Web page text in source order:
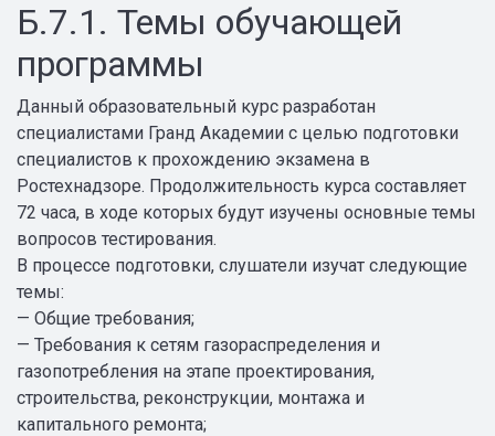
Б.7.1. Темы обучающей
программы
Данный образовательный курс разработан
специалистами Гранд Академии с целью подготовки
специалистов к прохождению экзамена в
Ростехнадзоре. Продолжительность курса составляет
72 часа, в ходе которых будут изучены основные темы
вопросов тестирования.
В процессе подготовки, слушатели изучат следующие
темы:
— Общие требования;
— Требования к сетям газораспределения и
газопотребления на этапе проектирования,
строительства, реконструкции, монтажа и
капитального ремонта;